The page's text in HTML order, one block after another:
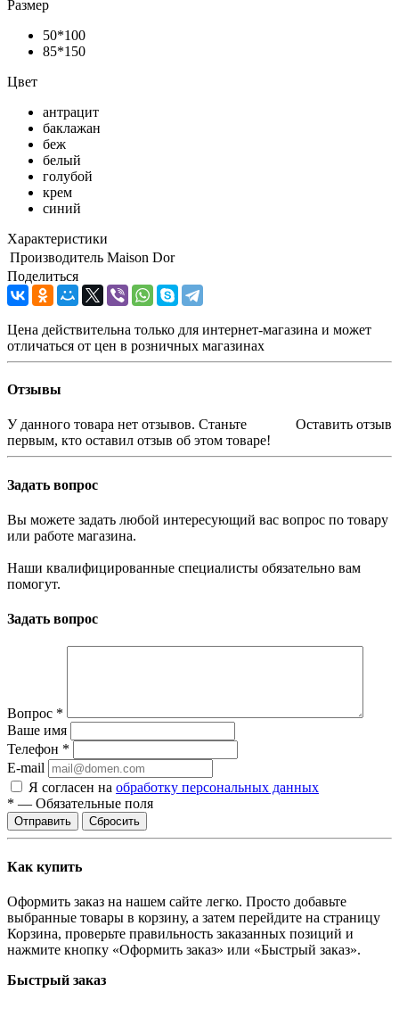
Размер
50*100
85*150
Цвет
антрацит
баклажан
беж
белый
голубой
крем
синий
Характеристики
Производитель Maison Dor
Поделиться
Цена действительна только для интернет-магазина и может
отличаться от цен в розничных магазинах
Отзывы
Оставить отзыв
У данного товара нет отзывов. Станьте
первым, кто оставил отзыв об этом товаре!
Задать вопрос
Вы можете задать любой интересующий вас вопрос по товару
или работе магазина.
Наши квалифицированные специалисты обязательно вам
помогут.
Задать вопрос
Вопрос *
Ваше имя
Телефон *
E-mail
Я согласен на обработку персональных данных
* — Обязательные поля
Отправить Сбросить
Как купить
Оформить заказ на нашем сайте легко. Просто добавьте
выбранные товары в корзину, а затем перейдите на страницу
Корзина, проверьте правильность заказанных позиций и
нажмите кнопку «Оформить заказ» или «Быстрый заказ».
Быстрый заказ